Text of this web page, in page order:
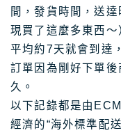
間，發貨時間，送
現買了這麼多東西～
平均約7天就會到達
訂單因為剛好下單
久。
以下記錄都是由
經濟的“海外標準配送